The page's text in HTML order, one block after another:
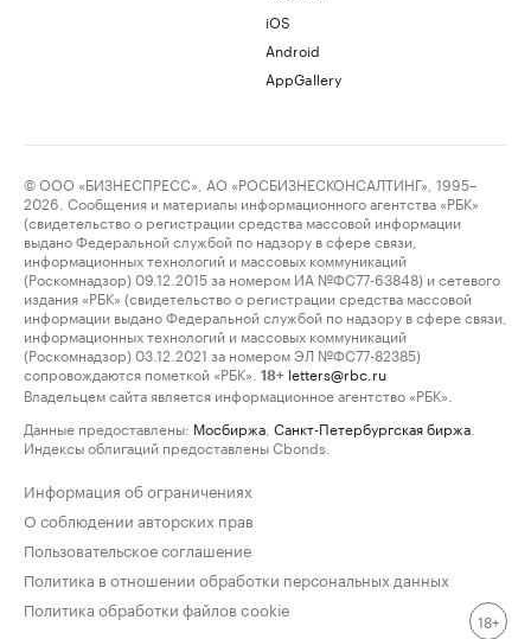
iOS
Android
AppGallery
© ООО «БИЗНЕСПРЕСС», АО «РОСБИЗНЕСКОНСАЛТИНГ», 1995–
2026. Сообщения и материалы информационного агентства «РБК»
(свидетельство о регистрации средства массовой информации
выдано Федеральной службой по надзору в сфере связи,
информационных технологий и массовых коммуникаций
(Роскомнадзор) 09.12.2015 за номером ИА №ФС77-63848) и сетевого
издания «РБК» (свидетельство о регистрации средства массовой
информации выдано Федеральной службой по надзору в сфере связи,
информационных технологий и массовых коммуникаций
(Роскомнадзор) 03.12.2021 за номером ЭЛ №ФС77-82385)
сопровождаются пометкой «РБК».
18+ letters@rbc.ru
Владельцем сайта является информационное агентство «РБК».
Данные предоставлены: Мосбиржа Санкт-Петербургская биржа
Индексы облигаций предоставлены Cbonds.
Информация об ограничениях
О соблюдении авторских прав
Пользовательское соглашение
Политика в отношении обработки персональных данных
Политика обработки файлов cookie
18+